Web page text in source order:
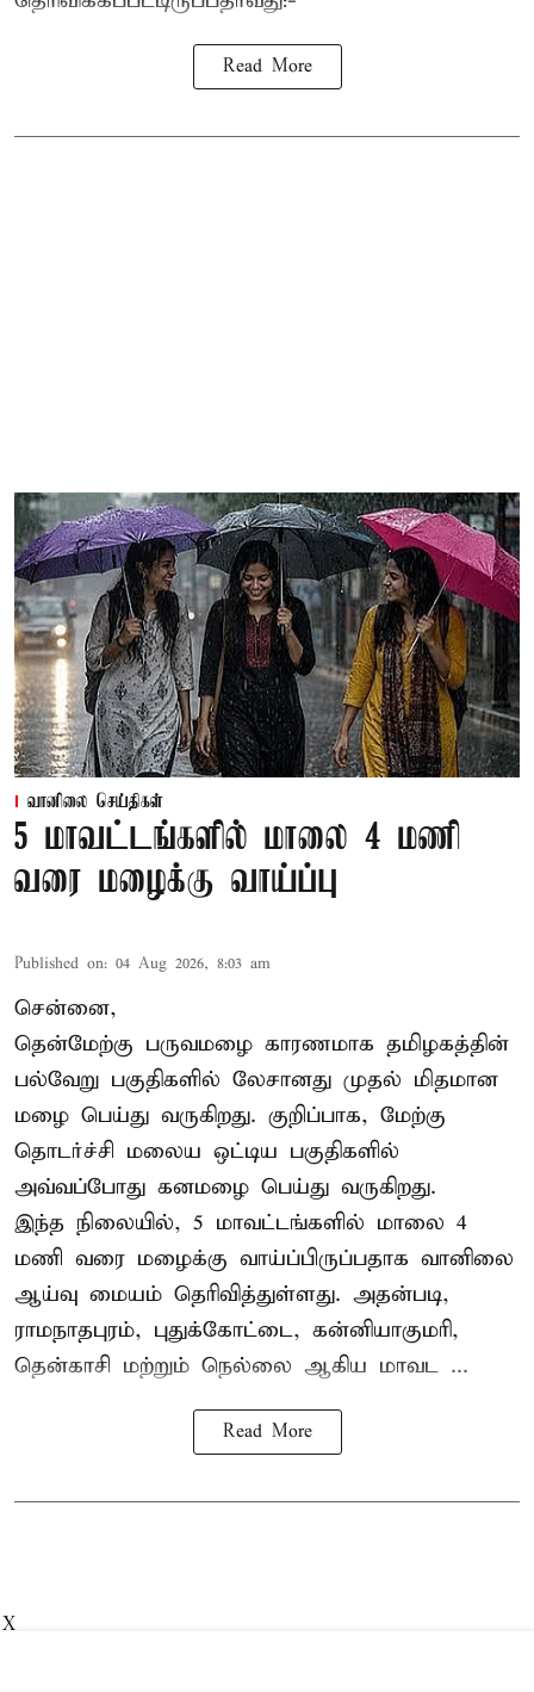
Read More
வானிலை செய்திகள்
5 மாவட்டங்களில் மாலை 4 மணி
வரை மழைக்கு வாய்ப்பு
Published on: 04 Aug 2026, 8:03 am
சென்னை,
தென்மேற்கு பருவமழை காரணமாக தமிழகத்தின்
பல்வேறு பகுதிகளில் லேசானது முதல் மிதமான
மழை பெய்து வருகிறது. குறிப்பாக, மேற்கு
தொடர்ச்சி மலைய ஒட்டிய பகுதிகளில்
அவ்வப்போது கனமழை பெய்து வருகிறது.
இந்த நிலையில், 5 மாவட்டங்களில் மாலை 4
மணி வரை மழைக்கு வாய்ப்பிருப்பதாக வானிலை
ஆய்வு மையம் தெரிவித்துள்ளது. அதன்படி,
ராமநாதபுரம், புதுக்கோட்டை, கன்னியாகுமரி,
தென்காசி மற்றும் நெல்லை ஆகிய மாவட ...
Read More
X